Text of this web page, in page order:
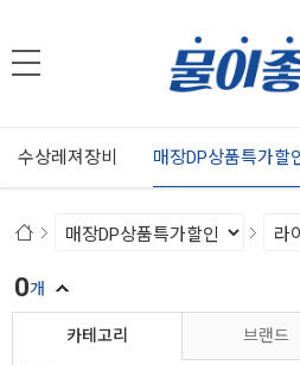
수상레져장비 매장DP상품특가할
카테고리 브랜드
0개